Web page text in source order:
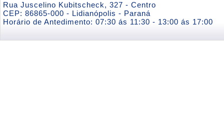
Rua Juscelino Kubitscheck, 327 - Centro
CEP: 86865-000 - Lidianópolis - Paraná
Horário de Antedimento: 07:30 ás 11:30 - 13:00 ás 17:00